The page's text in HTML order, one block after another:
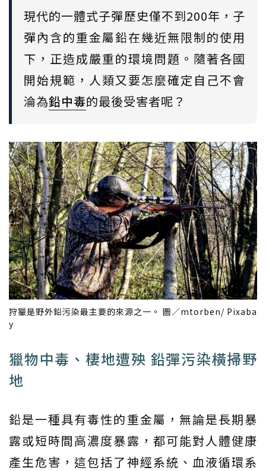
現代的一體式子彈歷史僅不到200年，子
彈內含的重金屬鉛在幾近無限制的使用
下，正造成嚴重的環境問題。隨著各國
開始規範，人類又要怎麼確定自己不會
淪為鉛中毒的最後受害者呢？
狩獵是野外鉛污染最主要的來源之一。 圖／mtorben/ Pixaba
y
獵物中毒、棲地遭殃 鉛彈污染橫掃野
地
鉛是一種具有毒性的重金屬，無論是長期暴
露或短時間高濃度暴露，都可能對人體健康
產生危害，這包括了神經系統、血液循環系